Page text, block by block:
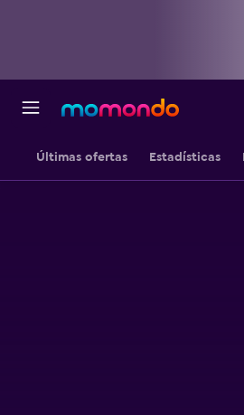
Últimas ofertas Estadísticas